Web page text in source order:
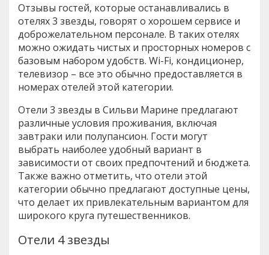
Отзывы гостей, которые останавливались в
отелях 3 звезды, говорят о хорошем сервисе и
доброжелательном персонале. В таких отелях
можно ожидать чистых и просторных номеров с
базовым набором удобств. Wi-Fi, кондиционер,
телевизор – все это обычно предоставляется в
номерах отелей этой категории.
Отели 3 звезды в Сильви Марине предлагают
различные условия проживания, включая
завтраки или полупансион. Гости могут
выбрать наиболее удобный вариант в
зависимости от своих предпочтений и бюджета.
Также важно отметить, что отели этой
категории обычно предлагают доступные цены,
что делает их привлекательным вариантом для
широкого круга путешественников.
Отели 4 звезды